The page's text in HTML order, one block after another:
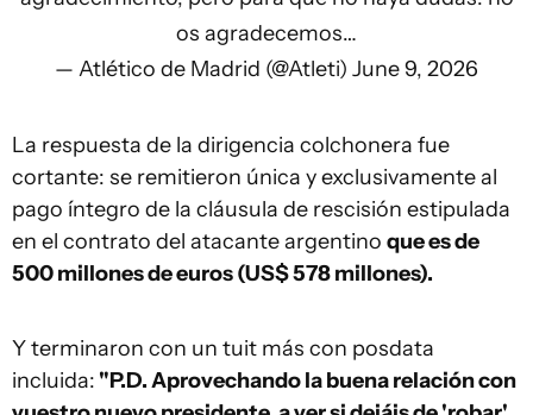
os agradecemos…
— Atlético de Madrid (@Atleti) June 9, 2026
La respuesta de la dirigencia colchonera fue
cortante: se remitieron única y exclusivamente al
pago íntegro de la cláusula de rescisión estipulada
en el contrato del atacante argentino que es de
500 millones de euros (US$ 578 millones).
Y terminaron con un tuit más con posdata
incluida: "P.D. Aprovechando la buena relación con